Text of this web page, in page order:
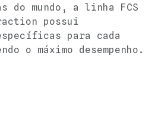
do mundo, a linha FCS
possui
para cada
o máximo desempenho.